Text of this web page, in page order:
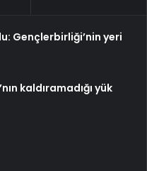
Gençlerbirliği’nin yeri
kaldıramadığı yük